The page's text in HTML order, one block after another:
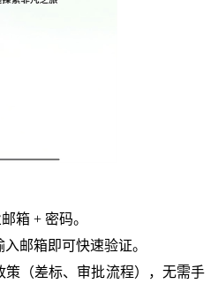
箱 + 密码。
邮箱即可快速验证。
（差标、审批流程），无需手